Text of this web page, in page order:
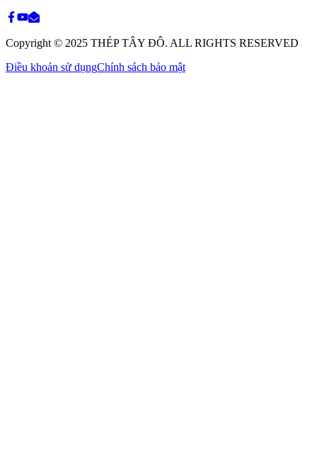
Copyright © 2025 THÉP TÂY ĐÔ. ALL RIGHTS RESERVED
Điều khoản sử dụngChính sách bảo mật